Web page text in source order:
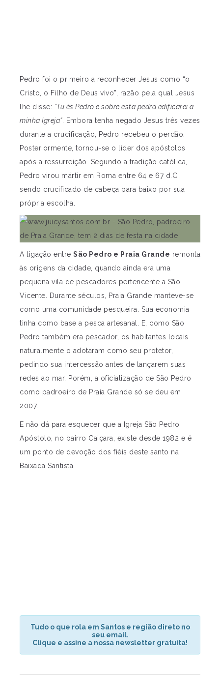
Pedro foi o primeiro a reconhecer Jesus como “o
Cristo, o Filho de Deus vivo”, razão pela qual Jesus
lhe disse: “Tu és Pedro e sobre esta pedra edificarei a
minha Igreja”. Embora tenha negado Jesus três vezes
durante a crucificação, Pedro recebeu o perdão.
Posteriormente, tornou-se o líder dos apóstolos
após a ressurreição. Segundo a tradição católica,
Pedro virou mártir em Roma entre 64 e 67 d.C.,
sendo crucificado de cabeça para baixo por sua
própria escolha.
A ligação entre São Pedro e Praia Grande remonta
às origens da cidade, quando ainda era uma
pequena vila de pescadores pertencente a São
Vicente. Durante séculos, Praia Grande manteve-se
como uma comunidade pesqueira. Sua economia
tinha como base a pesca artesanal. E, como São
Pedro também era pescador, os habitantes locais
naturalmente o adotaram como seu protetor,
pedindo sua intercessão antes de lançarem suas
redes ao mar. Porém, a oficialização de São Pedro
como padroeiro de Praia Grande só se deu em
2007.
E não dá para esquecer que a Igreja São Pedro
Apóstolo, no bairro Caiçara, existe desde 1982 e é
um ponto de devoção dos fiéis deste santo na
Baixada Santista.
Tudo o que rola em Santos e região direto no
seu email.
Clique e assine a nossa newsletter gratuita!